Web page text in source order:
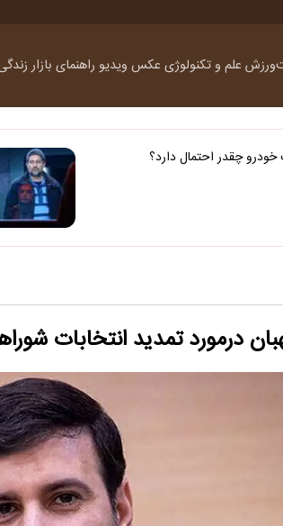
ورزش علم و تکنولوژی عکس ویدیو راهنمای بازار
چقدر احتمال دارد؟
درمورد تمدید انتخابات